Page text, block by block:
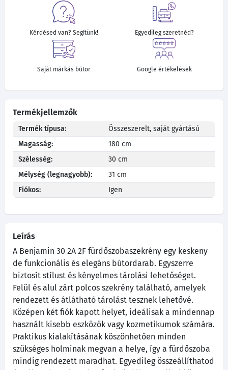
Kérdésed van? Segítünk! Egyedileg szeretnéd?
Saját márkás bútor Google értékelések
Termékjellemzők
Termék típusa:
Összeszerelt, saját gyártású
Magasság:
180 cm
Szélesség:
30 cm
Mélység (legnagyobb):
31 cm
Fiókos:
Igen
Leírás
A Benjamin 30 2A 2F fürdőszobaszekrény egy keskeny
de funkcionális és elegáns bútordarab. Egyszerre
biztosít stílust és kényelmes tárolási lehetőséget.
Felül és alul zárt polcos szekrény található, amelyek
rendezett és átlátható tárolást tesznek lehetővé.
Középen két fiók kapott helyet, ideálisak a mindennap
használt kisebb eszközök vagy kozmetikumok számára.
Praktikus kialakításának köszönhetően minden
szükséges holminak megvan a helye, így a fürdőszoba
mindig rendezett maradhat. Egyedileg összeállíthatod